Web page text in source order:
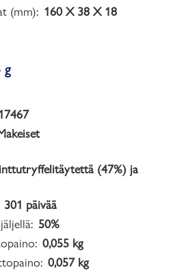
(mm): 160 X 38 X 18
g
(47%) ja
301 päivää
50%
0,055 kg
0,057 kg